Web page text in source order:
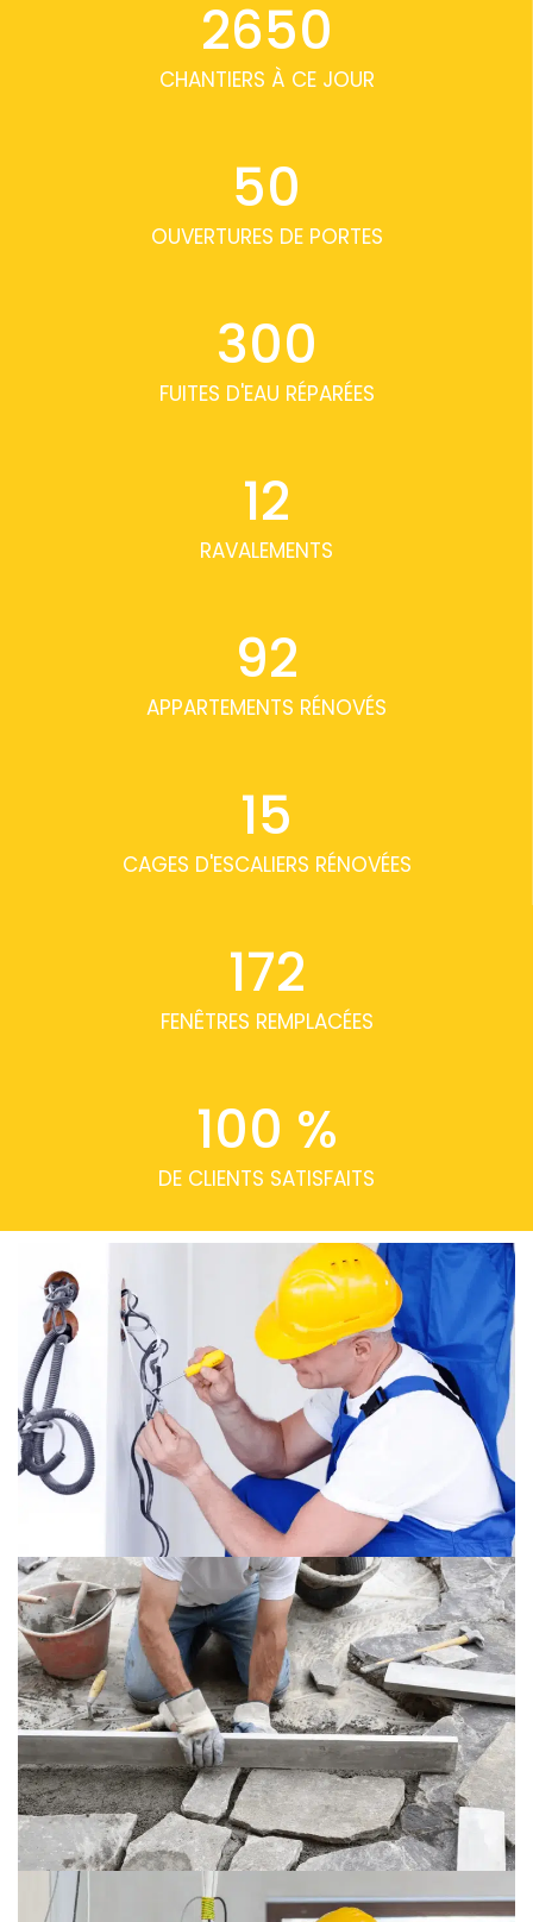
2650
CHANTIERS À CE JOUR
50
OUVERTURES DE PORTES
300
FUITES D'EAU RÉPARÉES
12
RAVALEMENTS
92
APPARTEMENTS RÉNOVÉS
15
CAGES D'ESCALIERS RÉNOVÉES
172
FENÊTRES REMPLACÉES
100 %
DE CLIENTS SATISFAITS